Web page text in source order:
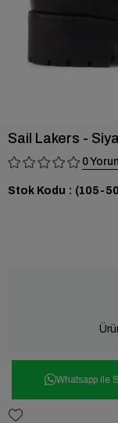
Sail Lakers -
0
Stok Kodu (105-
Whatsapp ile